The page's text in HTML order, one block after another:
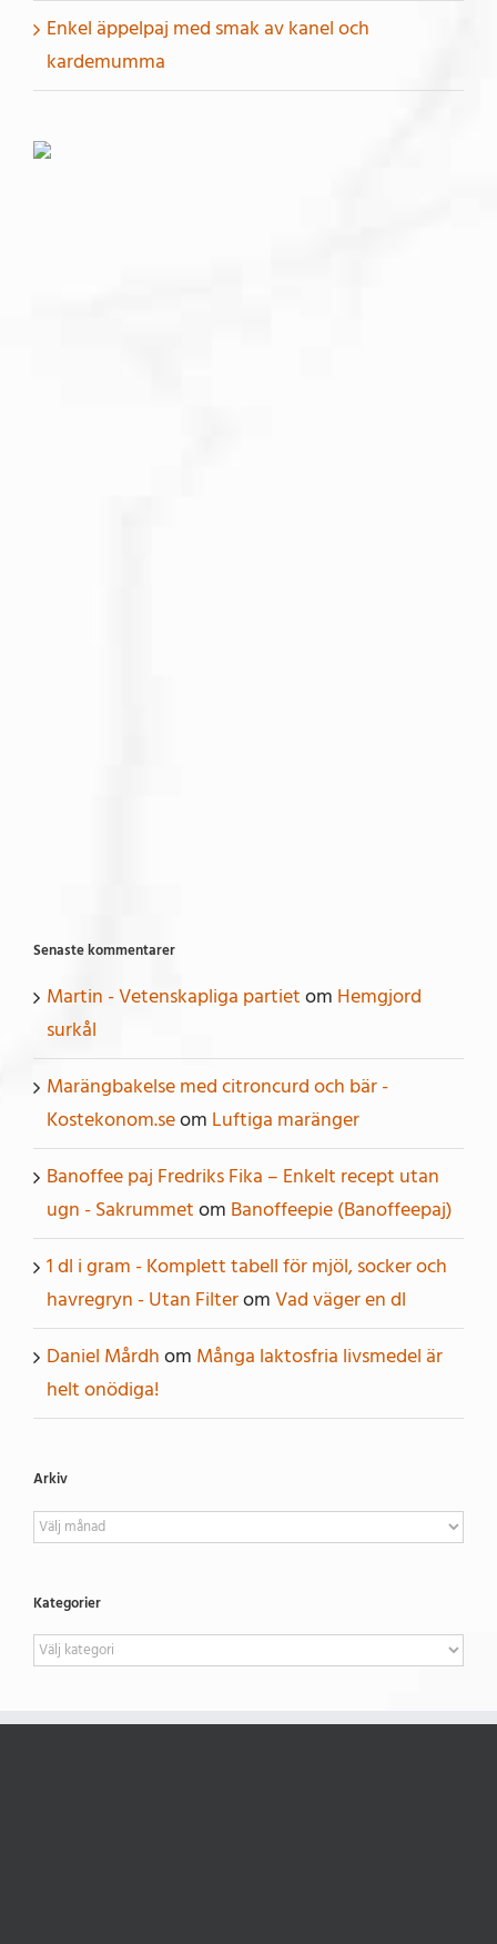
Enkel äppelpaj med smak av kanel och
kardemumma
Senaste kommentarer
Martin - Vetenskapliga partietom Hemgjord
surkål
Marängbakelse med citroncurd och bär -
Kostekonom.seom Luftiga maränger
Banoffee paj Fredriks Fika – Enkelt recept utan
ugn - Sakrummetom Banoffeepie (Banoffeepaj)
1 dl i gram - Komplett tabell för mjöl, socker och
havregryn - Utan FilteromVad väger en dl
Daniel Mårdhom Många laktosfria livsmedel är
helt onödiga!
Arkiv
Arkiv
Kategorier
Kategorier